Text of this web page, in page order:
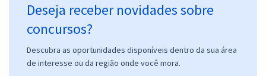
Deseja receber novidades sobre
concursos?
Descubra as oportunidades disponíveis dentro da sua área
de interesse ou da região onde você mora.